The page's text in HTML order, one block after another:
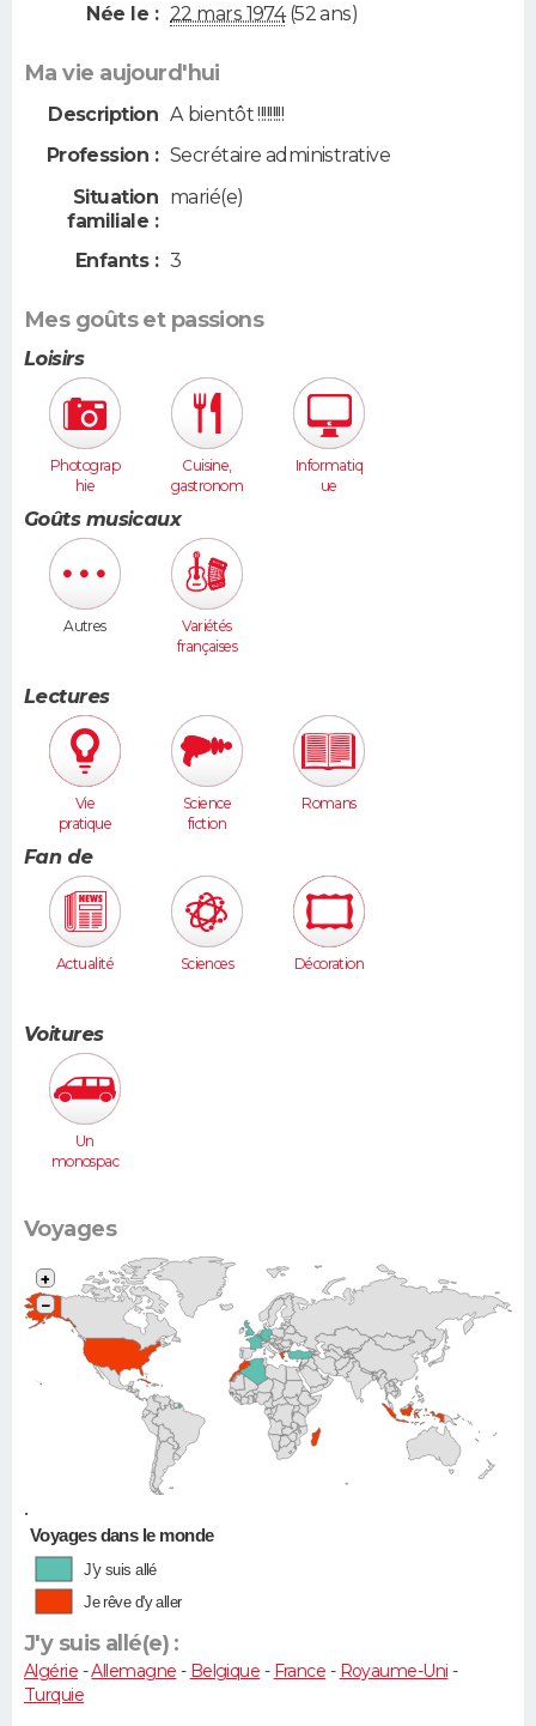
Née le : 22 mars 1974(52 ans)
Ma vie aujourd'hui
Description A bientôt !!!!!!!!!
Profession : Secrétaire administrative
Situation
familiale :
marié(e)
Enfants : 3
Mes goûts et passions
Loisirs
Photograp
hie
Cuisine,
gastronom
Informatiq
ue
Goûts musicaux
Autres
Variétés
françaises
Lectures
Vie
pratique
Science
fiction
Romans
Fan de
Actualité Sciences Décoration
Voitures
Un
monospac
Xsara
Picasso...)
Voyages
•
+
−
Voyages dans le monde
J'y suis allé
Je rêve d'y aller
J'y suis allé(e) :
Algérie -Allemagne - Belgique - France - Royaume-Uni -
Turquie